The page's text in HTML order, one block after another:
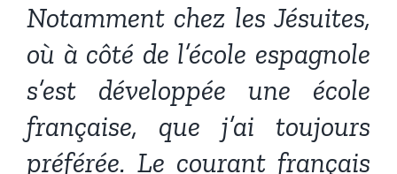
Notamment chez les Jésuites,
où à côté de l’école espagnole
s’est développée une école
française, que j’ai toujours
préférée. Le courant français